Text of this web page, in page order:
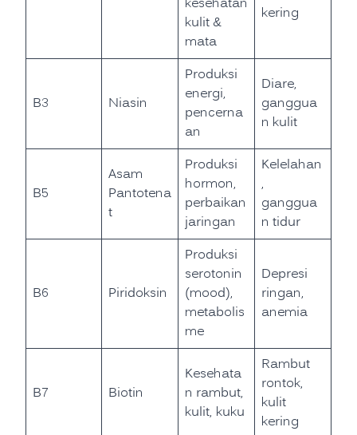
kesehatan
kulit &
mata
kering
B3 Niasin
Produksi
energi,
pencerna
an
Diare,
ganggua
n kulit
B5
Asam
Pantotena
t
Produksi
hormon,
perbaikan
jaringan
Kelelahan
,
ganggua
n tidur
B6 Piridoksin
Produksi
serotonin
(mood),
metabolis
me
Depresi
ringan,
anemia
B7 Biotin
Kesehata
n rambut,
kulit, kuku
Rambut
rontok,
kulit
kering